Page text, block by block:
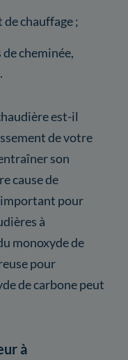
chauffage ;
cheminée,
est-il
de votre
son
cause de
important pour
à
monoxyde de
pour
de carbone peut
à